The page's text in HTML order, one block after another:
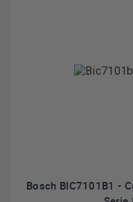
Bosch BIC7101B1 -